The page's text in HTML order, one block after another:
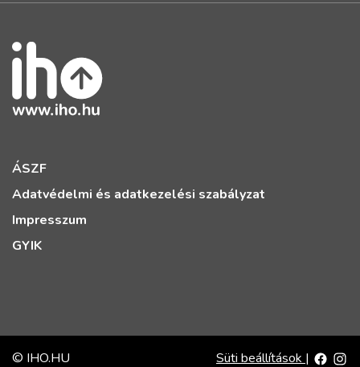
ÁSZF
Adatvédelmi és adatkezelési szabályzat
Impresszum
GYIK
© IHO.HU Süti beállítások |